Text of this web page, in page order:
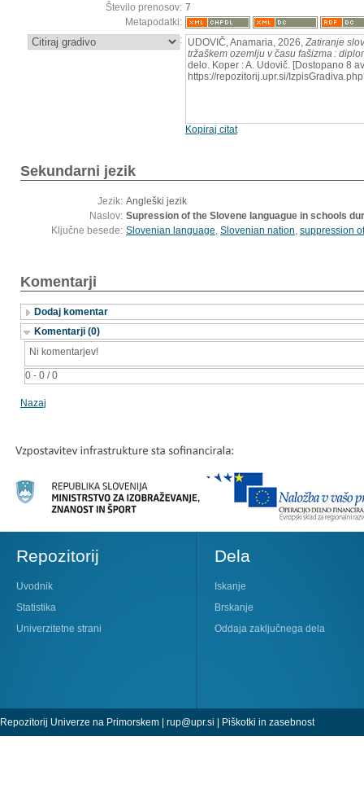
Število prenosov: 7
Metapodatki:
: UDOVIČ, Anamaria, 2026, Zatiranje
tržaškem ozemlju v času fašizma :
delo. Koper : A. Udovič. [Dostopano 8
https://repozitorij.upr.si/
Kopiraj citat
Sekundarni jezik
Jezik: Angleški jezik
Naslov: Supression of the Slovene languague in schools
Ključne besede: Slovenian language, Slovenian nation, suppression
Komentarji
Dodaj komentar
Komentarji (0)
0 - 0 / 0
Ni komentarjev!
Nazaj
Repozitorij
Uvodnik
Statistika
Univerzitetne strani
Dela
Iskanje
Brskanje
Oddaja zaključnega dela
Repozitorij Univerze na Primorskem | rup@upr.si Piškotki in zasebnost